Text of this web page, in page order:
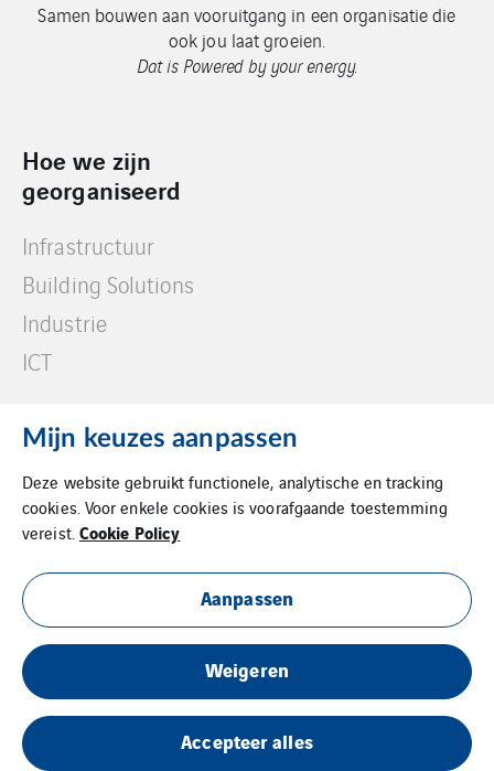
Samen bouwen aan vooruitgang in een organisatie die
ook jou laat groeien.
Dat is Powered by your energy.
Hoe we zijn
georganiseerd
Infrastructuur
Building Solutions
Industrie
ICT
Privacy Statement
Mijn keuzes aanpassen
Deze website gebruikt functionele, analytische en tracking
cookies. Voor enkele cookies is voorafgaande toestemming
vereist. Cookie Policy
Aanpassen
Weigeren
Accepteer alles